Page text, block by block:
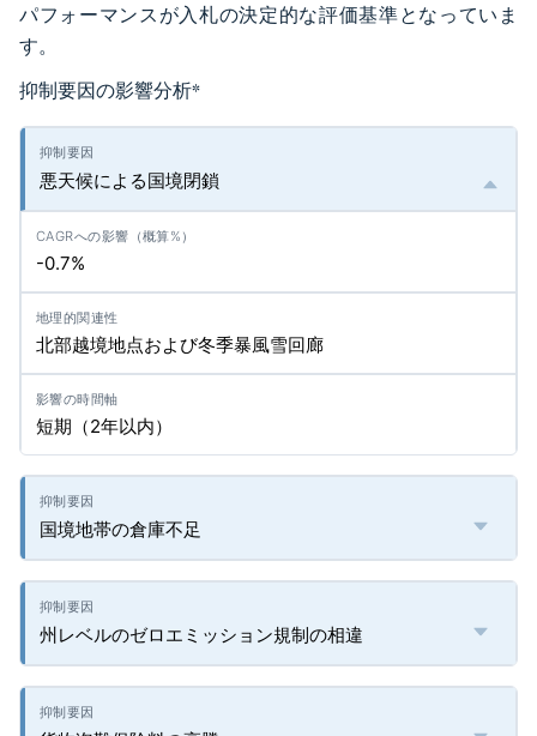
パフォーマンスが入札の決定的な評価基準となっていま
す。
抑制要因の影響分析*
悪天候による国境閉鎖
-0.7%
北部越境地点および冬季暴風雪回廊
短期（2年以内）
国境地帯の倉庫不足
州レベルのゼロエミッション規制の相違